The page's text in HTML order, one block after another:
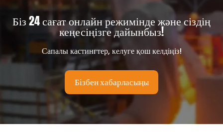
Біз 24 сағат онлайн режимінде және сіздің
кеңесіңізге дайынбыз!
Сапалы кастингтер, келуге қош келдіңіз!
Бізбен хабарласыңы